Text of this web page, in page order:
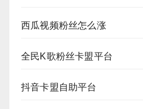
西瓜视频粉丝怎么涨
全民K歌粉丝卡盟平台
抖音卡盟自助平台